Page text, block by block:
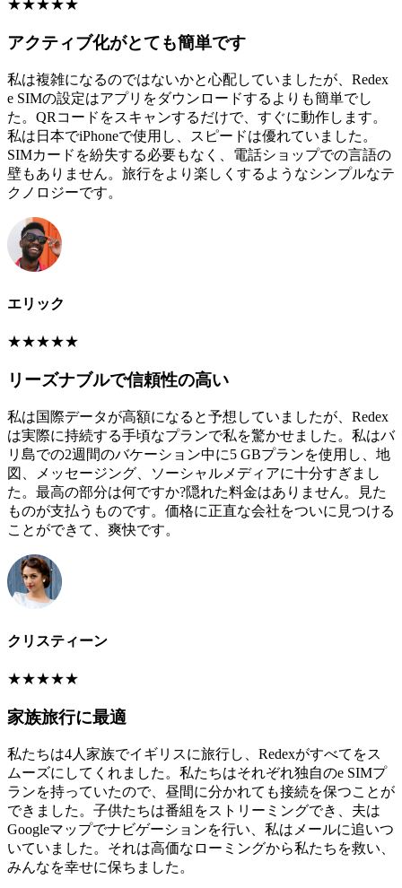
★★★★★
アクティブ化がとても簡単です
私は複雑になるのではないかと心配していましたが、Redex
e SIMの設定はアプリをダウンロードするよりも簡単でし
た。QRコードをスキャンするだけで、すぐに動作します。
私は日本でiPhoneで使用し、スピードは優れていました。
SIMカードを紛失する必要もなく、電話ショップでの言語の
壁もありません。旅行をより楽しくするようなシンプルなテ
クノロジーです。
エリック
★★★★★
リーズナブルで信頼性の高い
私は国際データが高額になると予想していましたが、Redex
は実際に持続する手頃なプランで私を驚かせました。私はバ
リ島での2週間のバケーション中に5 GBプランを使用し、地
図、メッセージング、ソーシャルメディアに十分すぎまし
た。最高の部分は何ですか?隠れた料金はありません。見た
ものが支払うものです。価格に正直な会社をついに見つける
ことができて、爽快です。
クリスティーン
★★★★★
家族旅行に最適
私たちは4人家族でイギリスに旅行し、Redexがすべてをス
ムーズにしてくれました。私たちはそれぞれ独自のe SIMプ
ランを持っていたので、昼間に分かれても接続を保つことが
できました。子供たちは番組をストリーミングでき、夫は
Googleマップでナビゲーションを行い、私はメールに追いつ
いていました。それは高価なローミングから私たちを救い、
みんなを幸せに保ちました。